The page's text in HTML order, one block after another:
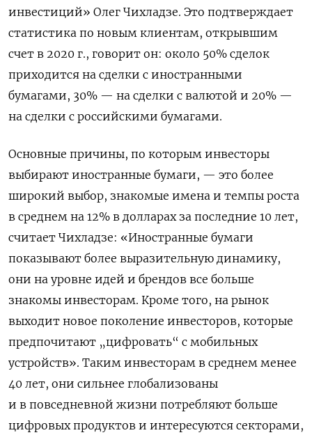
инвестиций» Олег Чихладзе. Это подтверждает
статистика по новым клиентам, открывшим
счет в 2020 г., говорит он: около 50% сделок
приходится на сделки с иностранными
бумагами, 30% — на сделки с валютой и 20% —
на сделки с российскими бумагами.
Основные причины, по которым инвесторы
выбирают иностранные бумаги, — это более
широкий выбор, знакомые имена и темпы роста
в среднем на 12% в долларах за последние 10 лет,
считает Чихладзе: «Иностранные бумаги
показывают более выразительную динамику,
они на уровне идей и брендов все больше
знакомы инвесторам. Кроме того, на рынок
выходит новое поколение инвесторов, которые
предпочитают „цифровать“ с мобильных
устройств». Таким инвесторам в среднем менее
40 лет, они сильнее глобализованы
и в повседневной жизни потребляют больше
цифровых продуктов и интересуются секторами,